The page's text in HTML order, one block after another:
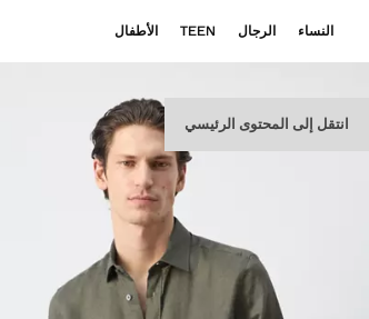
انتقل إلى المحتوى الرئيسي
النساء الرجال TEEN الأطفال